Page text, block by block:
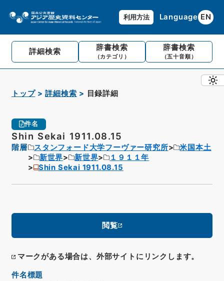
利用方法 Language EN
詳細検索 辞書検索
（カテゴリ）
辞書検索
（五十音順）
トップ 詳細検索 目録詳細
件名
Shin Sekai 1911.08.15
階層 スタンフォード大学フーヴァー研究所
米国本土
新世界
新世界
１９１１年
Shin Sekai 1911.08.15
閲覧
マークがある場合は、外部サイトにリンクします。
件名標題